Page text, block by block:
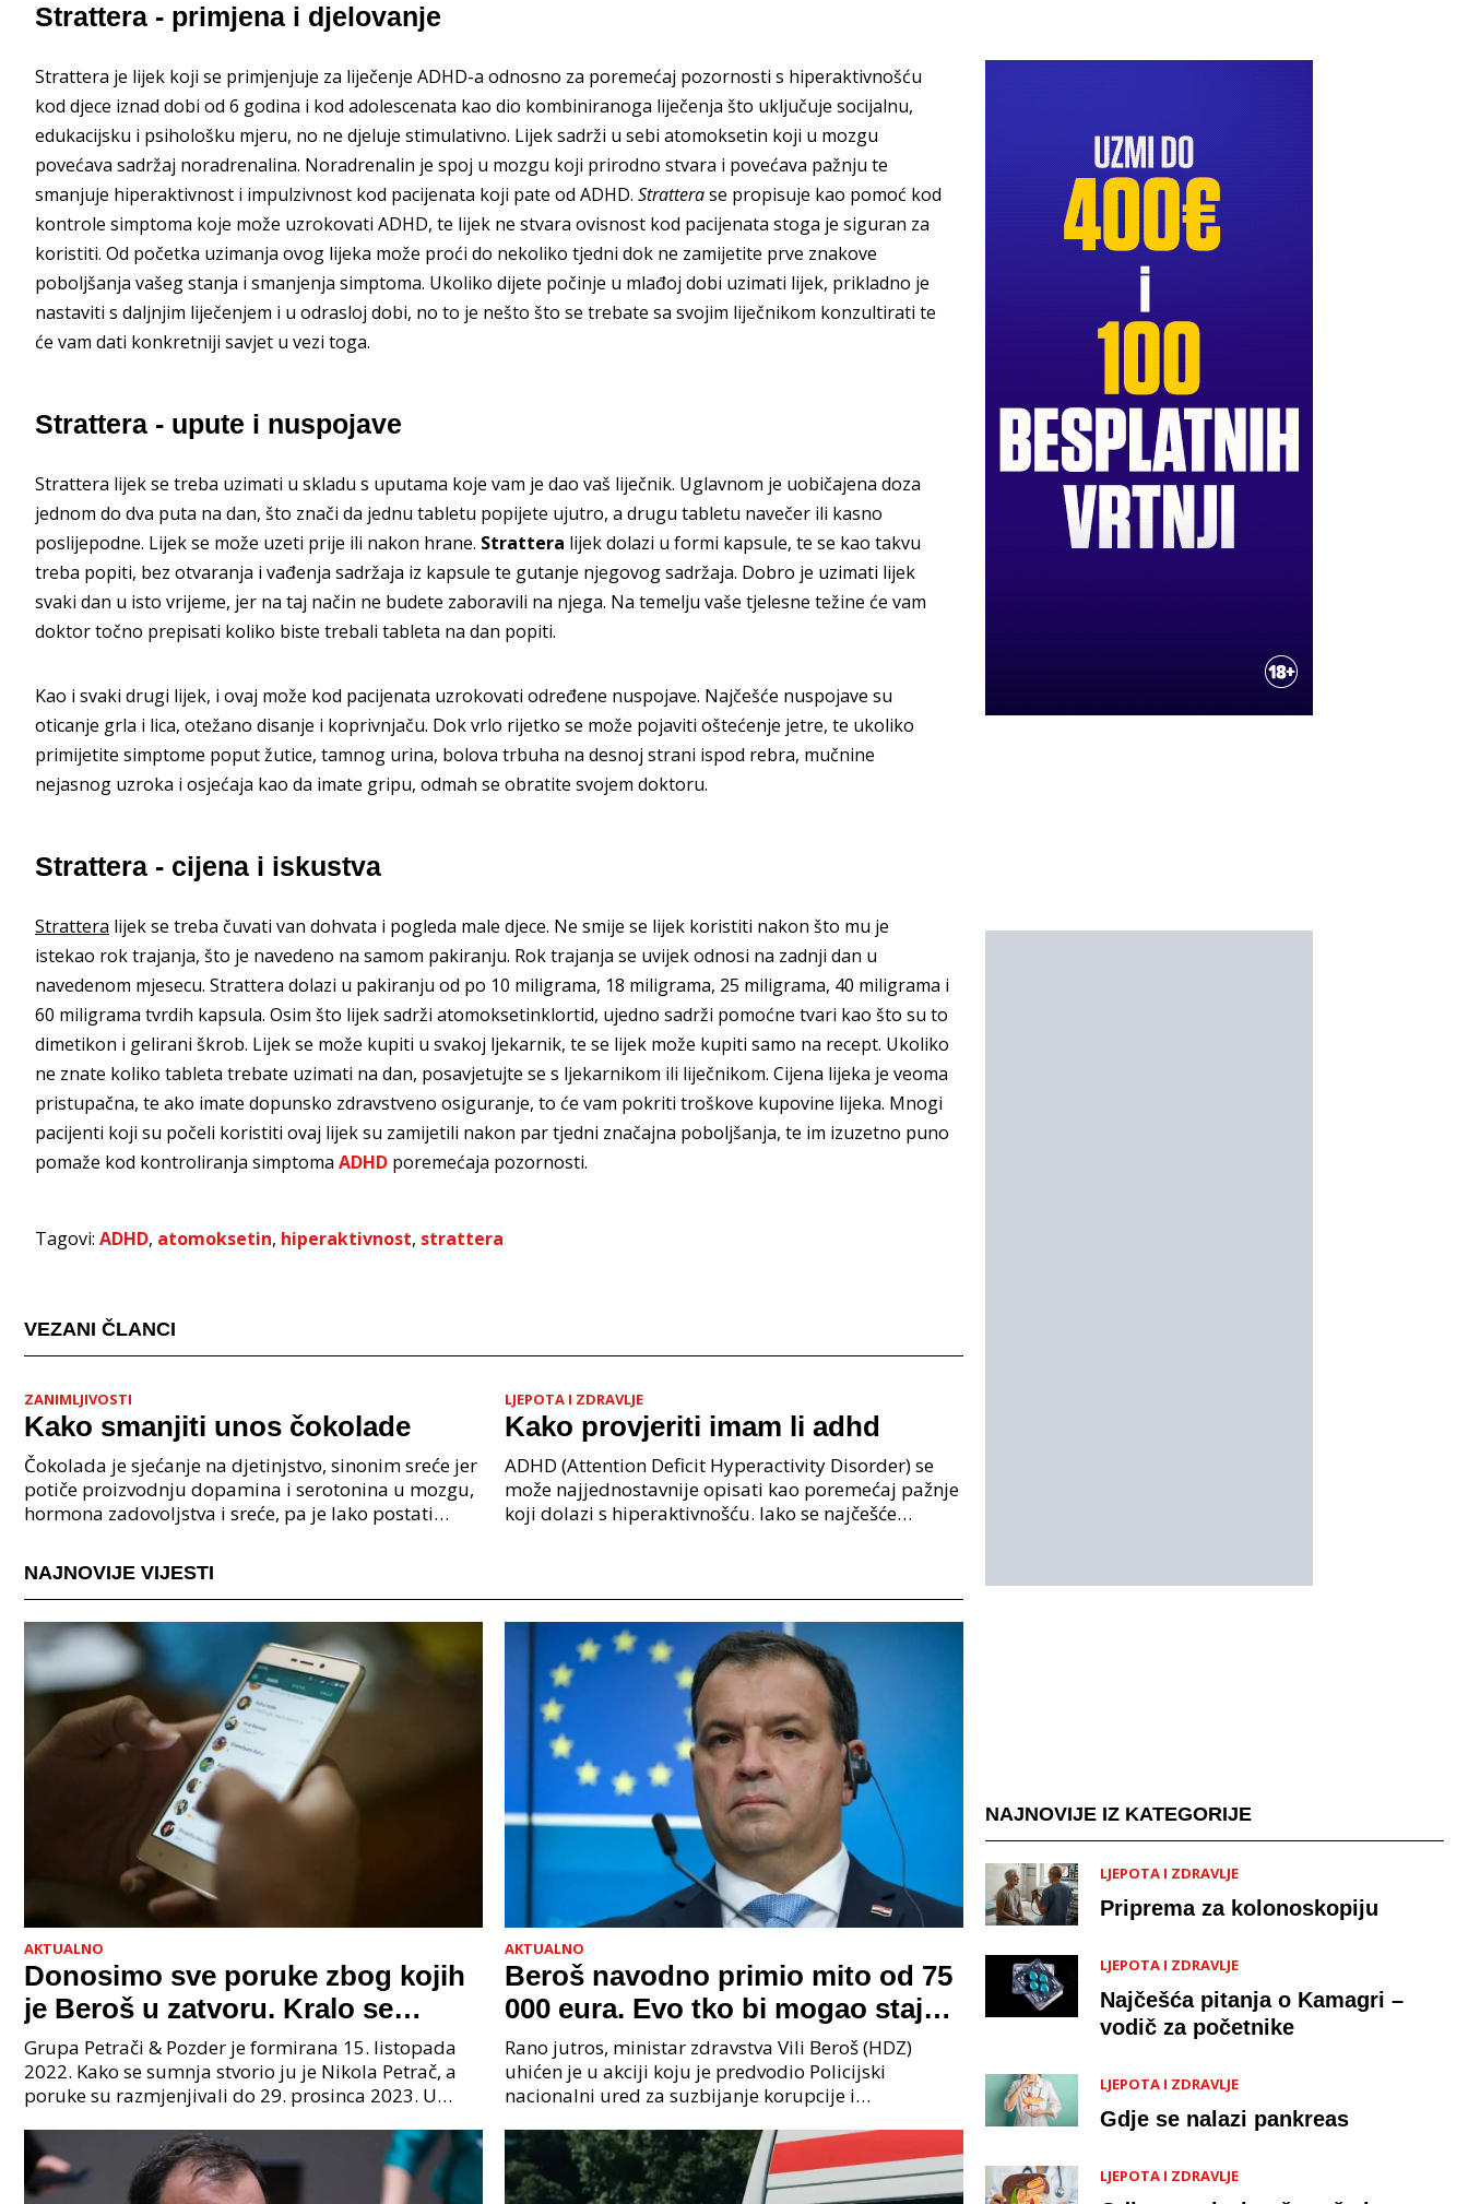
Strattera - primjena i djelovanje
Strattera je lijek koji se primjenjuje za liječenje ADHD-a odnosno za poremećaj pozornosti s hiperaktivnošću
kod djece iznad dobi od 6 godina i kod adolescenata kao dio kombiniranoga liječenja što uključuje socijalnu,
edukacijsku i psihološku mjeru, no ne djeluje stimulativno. Lijek sadrži u sebi atomoksetin koji u mozgu
povećava sadržaj noradrenalina. Noradrenalin je spoj u mozgu koji prirodno stvara i povećava pažnju te
smanjuje hiperaktivnost i impulzivnost kod pacijenata koji pate od ADHD. Stratterase propisuje kao pomoć kod
kontrole simptoma koje može uzrokovati ADHD, te lijek ne stvara ovisnost kod pacijenata stoga je siguran za
koristiti. Od početka uzimanja ovog lijeka može proći do nekoliko tjedni dok ne zamijetite prve znakove
poboljšanja vašeg stanja i smanjenja simptoma. Ukoliko dijete počinje u mlađoj dobi uzimati lijek, prikladno je
nastaviti s daljnjim liječenjem i u odrasloj dobi, no to je nešto što se trebate sa svojim liječnikom konzultirati te
će vam dati konkretniji savjet u vezi toga.
Strattera - upute i nuspojave
Strattera lijek se treba uzimati u skladu s uputama koje vam je dao vaš liječnik. Uglavnom je uobičajena doza
jednom do dva puta na dan, što znači da jednu tabletu popijete ujutro, a drugu tabletu navečer ili kasno
poslijepodne. Lijek se može uzeti prije ili nakon hrane. Strattera lijek dolazi u formi kapsule, te se kao takvu
treba popiti, bez otvaranja i vađenja sadržaja iz kapsule te gutanje njegovog sadržaja. Dobro je uzimati lijek
svaki dan u isto vrijeme, jer na taj način ne budete zaboravili na njega. Na temelju vaše tjelesne težine će vam
doktor točno prepisati koliko biste trebali tableta na dan popiti.
Kao i svaki drugi lijek, i ovaj može kod pacijenata uzrokovati određene nuspojave. Najčešće nuspojave su
oticanje grla i lica, otežano disanje i koprivnjaču. Dok vrlo rijetko se može pojaviti oštećenje jetre, te ukoliko
primijetite simptome poput žutice, tamnog urina, bolova trbuha na desnoj strani ispod rebra, mučnine
nejasnog uzroka i osjećaja kao da imate gripu, odmah se obratite svojem doktoru.
Strattera - cijena i iskustva
Strattera lijek se treba čuvati van dohvata i pogleda male djece. Ne smije se lijek koristiti nakon što mu je
istekao rok trajanja, što je navedeno na samom pakiranju. Rok trajanja se uvijek odnosi na zadnji dan u
navedenom mjesecu. Strattera dolazi u pakiranju od po 10 miligrama, 18 miligrama, 25 miligrama, 40 miligrama i
60 miligrama tvrdih kapsula. Osim što lijek sadrži atomoksetinklortid, ujedno sadrži pomoćne tvari kao što su to
dimetikon i gelirani škrob. Lijek se može kupiti u svakoj ljekarnik, te se lijek može kupiti samo na recept. Ukoliko
ne znate koliko tableta trebate uzimati na dan, posavjetujte se s ljekarnikom ili liječnikom. Cijena lijeka je veoma
pristupačna, te ako imate dopunsko zdravstveno osiguranje, to će vam pokriti troškove kupovine lijeka. Mnogi
pacijenti koji su počeli koristiti ovaj lijek su zamijetili nakon par tjedni značajna poboljšanja, te im izuzetno puno
pomaže kod kontroliranja simptoma ADHD poremećaja pozornosti.
Tagovi: ADHD, atomoksetin, hiperaktivnost, strattera
VEZANI ČLANCI
ZANIMLJIVOSTI
Kako smanjiti unos čokolade
Čokolada je sjećanje na djetinjstvo, sinonim sreće jer
potiče proizvodnju dopamina i serotonina u mozgu,
hormona zadovoljstva i sreće, pa je lako postati
LJEPOTA I ZDRAVLJE
Kako provjeriti imam li adhd
ADHD (Attention Deficit Hyperactivity Disorder) se
može najjednostavnije opisati kao poremećaj pažnje
koji dolazi s hiperaktivnošću. Iako se najčešće
NAJNOVIJE VIJESTI
AKTUALNO
Donosimo sve poruke zbog kojih
je Beroš u zatvoru. Kralo se
godinama. Tko će iz vlade biti
sljedeći uhićen?
Grupa Petrači & Pozder je formirana 15. listopada
2022. Kako se sumnja stvorio ju je Nikola Petrač, a
poruke su razmjenjivali do 29. prosinca 2023. U
AKTUALNO
Beroš navodno primio mito od 75
000 eura. Evo tko bi mogao stajati
na čelu zločinačkog udruženja
Rano jutros, ministar zdravstva Vili Beroš (HDZ)
uhićen je u akciji koju je predvodio Policijski
nacionalni ured za suzbijanje korupcije i
priopćenju USKOK
NAJNOVIJE IZ KATEGORIJE
LJEPOTA I ZDRAVLJE
Priprema za kolonoskopiju
LJEPOTA I ZDRAVLJE
Najčešća pitanja o Kamagri –
vodič za početnike
LJEPOTA I ZDRAVLJE
Gdje se nalazi pankreas
LJEPOTA I ZDRAVLJE